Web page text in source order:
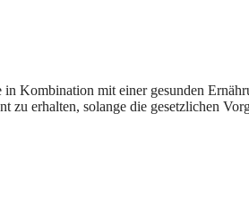
Kombination mit einer gesunden
erhalten, solange die gesetzlichen